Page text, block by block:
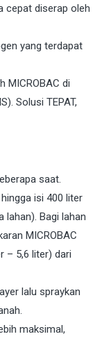
cepat diserap oleh
yang terdapat
saat.
isi 400 liter
lahan). Bagi lahan
MICROBAC
– 5,6 liter) dari
lalu spraykan
maksimal,